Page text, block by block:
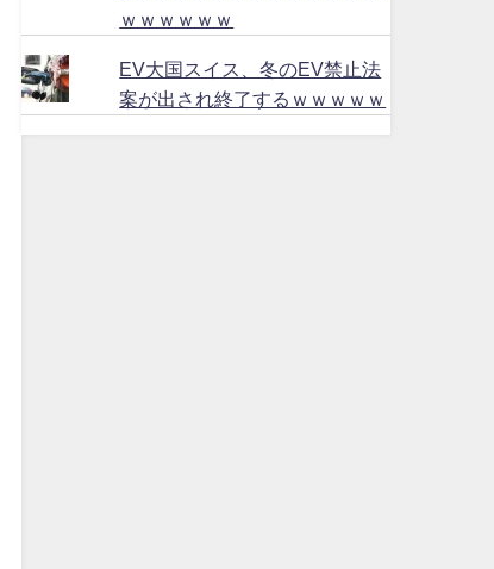
ｗｗｗｗｗｗ
EV大国スイス、冬のEV禁止法
案が出され終了するｗｗｗｗｗ